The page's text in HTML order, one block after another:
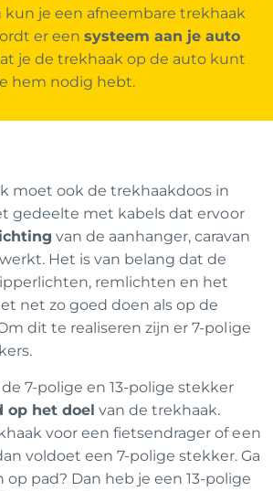
je een afneembare trekhaak
er eensysteem aan je auto
je de trekhaak op de auto kunt
hem nodig hebt.
moet ook de trekhaakdoos in
gedeelte met kabels dat ervoor
van de aanhanger, caravan
Het is van belang dat de
remlichten en het
net zo goed doen als op de
dit te realiseren zijn er 7-polige
7-polige en 13-polige stekker
op het doel van de trekhaak.
voor een fietsendrager of een
voldoet een 7-polige stekker. Ga
op pad? Dan heb je een 13-polige